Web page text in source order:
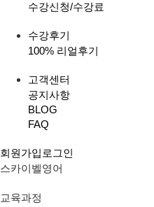
수강신청/수강료
수강후기
100% 리얼후기
고객센터
공지사항
BLOG
FAQ
회원가입 로그인
스카이벨영어
교육과정